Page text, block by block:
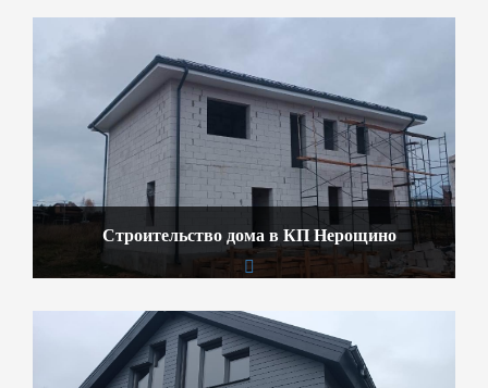
Строительство дома в КП Нерощино